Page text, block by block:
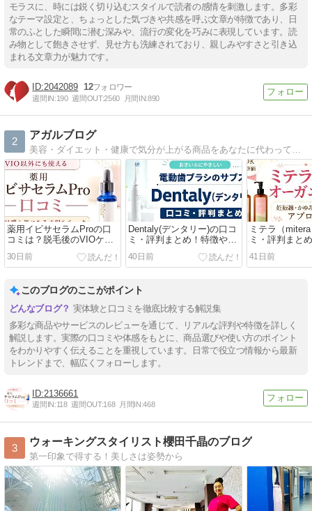
モラスに、時には鋭く切り込むスタイルで読者の感情を刺激します。多彩
なテーマ設定と、ちょっとした気づきや共感を呼ぶ文章が特徴であり、日
常のふとした瞬間に潜む深みや、流行の変化を巧みに表現しています。読
み物として飽きさせず、見せ方も洗練されており、親しみやすさと引き込
まれる文章力が魅力です。
2042089 12
週間IN:190 週間OUT:2560 月間IN:890
2
アガルブログ
美容・ダイエット・健康で気分が上がる商品をあなたに代わって鬼調査！美容好きなら見逃せない商品の特徴・口コミ・最安値など、購入前にチェックしたいポイントをまとめています。
薬用イビサセラムProの口
コミは？脱毛後のVIOケア
を考える人へ
30日前
Dentaly(デンタリー)の口コ
ミ・評判まとめ！特徴やメ
リット・注意点を紹介
40日前
ミテラ（
ミ・評判まと
すすめする人
41日前
このブログのここがポイント
実体験と口コミを徹底比較する解説集
多彩な商品やサービスのレビューを通じて、リアルな評判や特徴を詳しく
解説します。実際の口コミや体感をもとに、商品選びや使い方のポイント
をわかりやすく伝えることを重視しています。日常で役立つ情報から最新
トレンドまで、幅広くフォローします。
2136661
週間IN:118 週間OUT:168 月間IN:468
3
ウォーキングスタイリスト櫻田千晶のブログ
第一印象で得する！美しさは姿勢から